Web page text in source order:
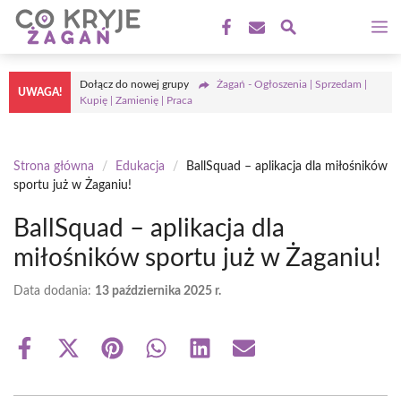
Przejdź
treści
UWAGA!
Dołącz do nowej grupy
Żagań - Ogłoszenia | Sprzedam |
Kupię | Zamienię | Praca
Strona główna / Edukacja /
BallSquad – aplikacja dla miłośników
sportu już w Żaganiu!
BallSquad – aplikacja dla
miłośników sportu już w Żaganiu!
Data dodania: 13 października 2025 r.
Share
Share
(Twitter)
Share Share Share Share